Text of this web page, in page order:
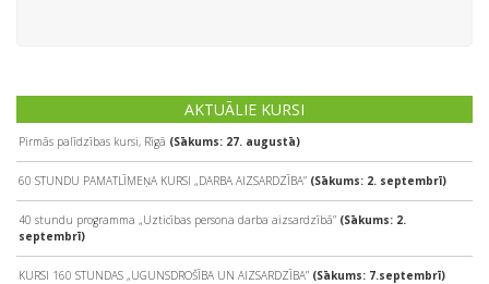
AKTUĀLIE KURSI
Pirmās palīdzības kursi, Rīgā (Sākums: 27. augustā)
60 STUNDU PAMATLĪMEŅA KURSI „DARBA AIZSARDZĪBA” (Sākums: 2. septembrī)
40 stundu programma „Uzticības persona darba aizsardzībā” (Sākums: 2.
septembrī)
KURSI 160 STUNDAS „UGUNSDROŠĪBA UN AIZSARDZĪBA” (Sākums: 7.septembrī)